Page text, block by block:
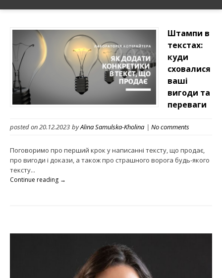
Штампи в
текстах:
куди
сховалися
ваші
вигоди та
переваги
posted on 20.12.2023 byAlina Samulska-Kholina | No comments
Поговоримо про перший крок у написанні тексту, що продає,
про вигоди і докази, а також про страшного ворога будь-якого
тексту...
Continue reading →